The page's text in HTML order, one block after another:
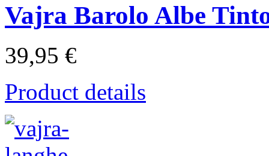
Vajra Barolo Albe
39,95 €
Product details